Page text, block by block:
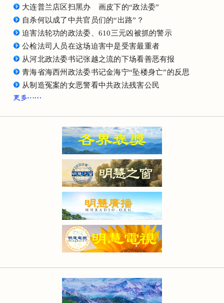
大连普兰店区扫黑办 画皮下的“政法委”
自杀何以成了中共官员们的“出路”？
迫害法轮功的政法委、610三元凶被抓的警示
公检法司人员在这场迫害中是受害最重者
从河北政法委书记张越之流的下场看善恶有报
青海省海西州政法委书记金海宁“坠楼身亡”的反思
从制造冤案的女恶警看中共政法残害公民